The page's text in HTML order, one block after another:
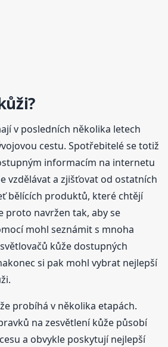
v posledních několika letech
cestu. Spotřebitelé se totiž
informacím na internetu
vzdělávat a zjišťovat od ostatních
bělících produktů, které chtějí
proto navržen tak, aby se
mohl seznámit s mnoha
kůže dostupných
si pak mohl vybrat nejlepší
probíhá v několika etapách.
na zesvětlení kůže působí
a obvykle poskytují nejlepší